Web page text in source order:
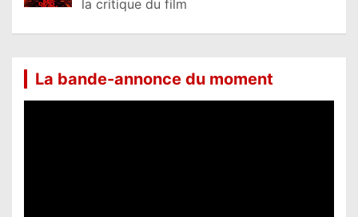
la critique du film
La bande-annonce du moment